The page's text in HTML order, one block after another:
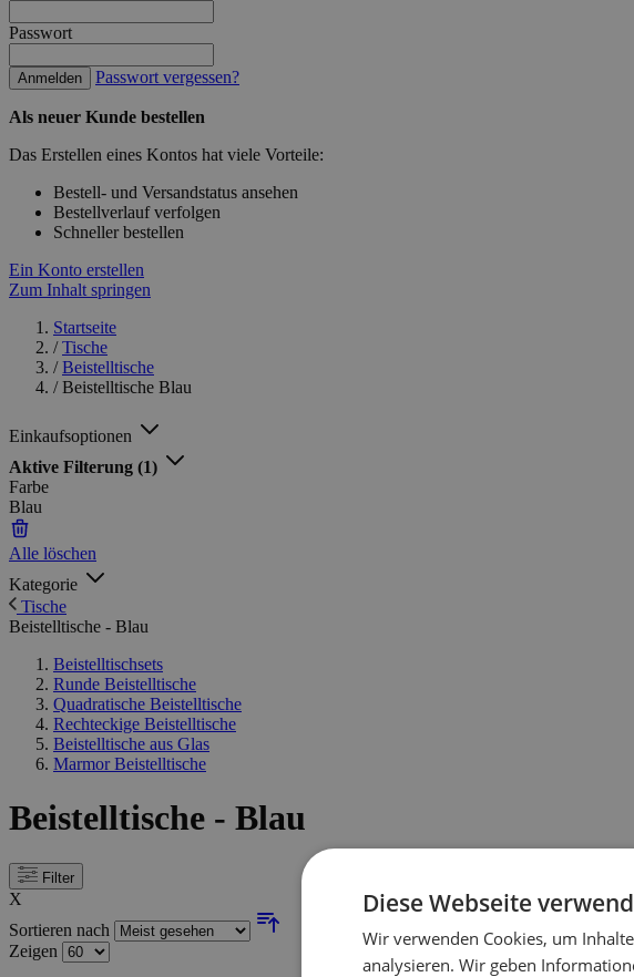
Passwort
Anmelden Passwort vergessen?
Als neuer Kunde bestellen
Das Erstellen eines Kontos hat viele Vorteile:
Bestell- und Versandstatus ansehen
Bestellverlauf verfolgen
Schneller bestellen
Ein Konto erstellen
Zum Inhalt springen
Startseite
/ Tische
/ Beistelltische
/ Beistelltische Blau
Einkaufsoptionen
Aktive Filterung (1)
Farbe
Blau
Alle löschen
Kategorie
Tische
Beistelltische - Blau
Beistelltischsets
Runde Beistelltische
Quadratische Beistelltische
Rechteckige Beistelltische
Beistelltische aus Glas
Marmor Beistelltische
Beistelltische - Blau
Filter
X
Sortieren nach
Zeigen
Diese Webseite
Wir verwenden Cookies, um
analysieren. Wir geben